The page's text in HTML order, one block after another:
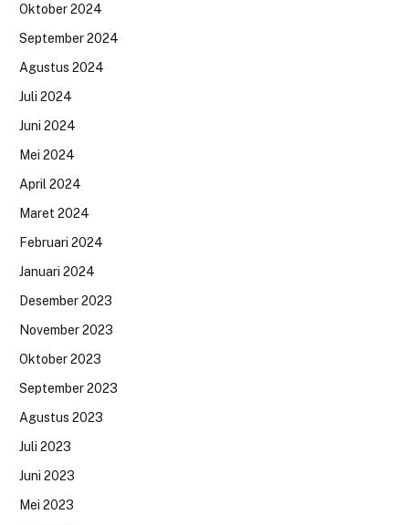
Oktober 2024
September 2024
Agustus 2024
Juli 2024
Juni 2024
Mei 2024
April 2024
Maret 2024
Februari 2024
Januari 2024
Desember 2023
November 2023
Oktober 2023
September 2023
Agustus 2023
Juli 2023
Juni 2023
Mei 2023